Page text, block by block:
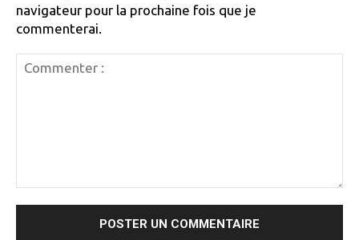
navigateur pour la prochaine fois que je
commenterai.